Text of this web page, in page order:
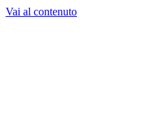
Vai al contenuto